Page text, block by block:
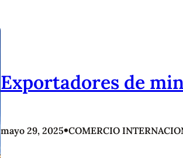
Exportadores de
mayo 29, 2025•COMERCIO